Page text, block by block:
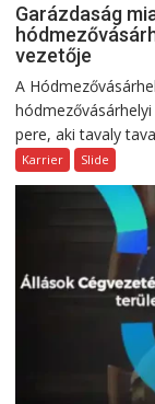
Garázdaság
vezetője
A
pere, aki tavaly
Karrier Slide